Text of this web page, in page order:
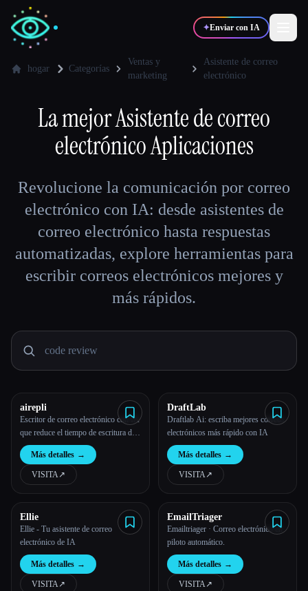
✦Enviar con IA
Desarrolladores 📈 Marketers
🎓 Estudiantes 🎬Creadores
Comparar herramientas
Todas las categorías
Acerca de
hogar Categorías
Ventas y
marketing
Asistente de correo
electrónico
La mejorAsistente de correo
electrónicoAplicaciones
Revolucione la comunicación por correo
electrónico con IA: desde asistentes de
correo electrónico hasta respuestas
automatizadas, explore herramientas para
escribir correos electrónicos mejores y
más rápidos.
airepli
Escritor de correo electrónico con IA
que reduce el tiempo de escritura de
correos electrónicos en un 50%,
resalta el correo electrónico y genera
respuestas instantáneas ricas en
contexto, aprendizaje por patrones,
más de 50
Más detalles →
VISITA↗︎
DraftLab
Draftlab Ai: escriba mejores correos
electrónicos más rápido con IA
Más detalles →
VISITA↗︎
Ellie
Ellie - Tu asistente de correo
electrónico de IA
Más detalles →
VISITA↗︎
EmailTriager
Emailtriager · Correo electrónico en
piloto automático.
Más detalles →
VISITA↗︎